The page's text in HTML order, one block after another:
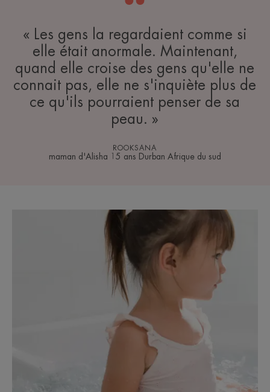
« Les gens la regardaient comme si
elle était anormale. Maintenant,
quand elle croise des gens qu'elle ne
connait pas, elle ne s'inquiète plus de
ce qu'ils pourraient penser de sa
peau. »
ROOKSANA
maman d'Alisha 15 ans Durban Afrique du sud